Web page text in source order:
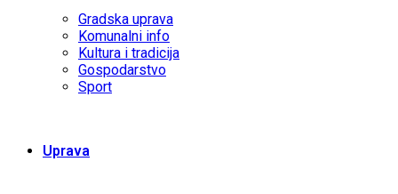
Gradska uprava
Komunalni info
Kultura i tradicija
Gospodarstvo
Sport
Uprava